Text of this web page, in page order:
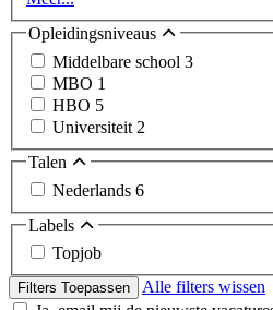
Opleidingsniveaus
Middelbare school 3
MBO 1
HBO 5
Universiteit 2
Talen
Nederlands 6
Labels
Topjob
Filters Toepassen
Alle filters wissen